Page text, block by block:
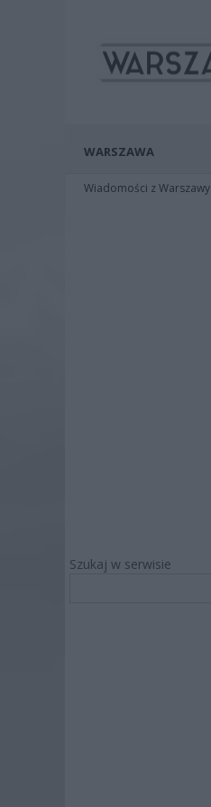
WARSZAWA
Wiadomości z Warszawy
Szukaj w serwisie